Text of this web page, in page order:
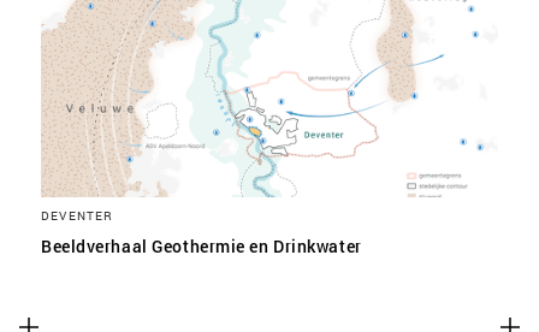
DEVENTER
Beeldverhaal Geothermie en Drinkwater
SLA VOORKEUREN OP